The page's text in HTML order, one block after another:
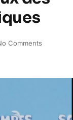
Comments